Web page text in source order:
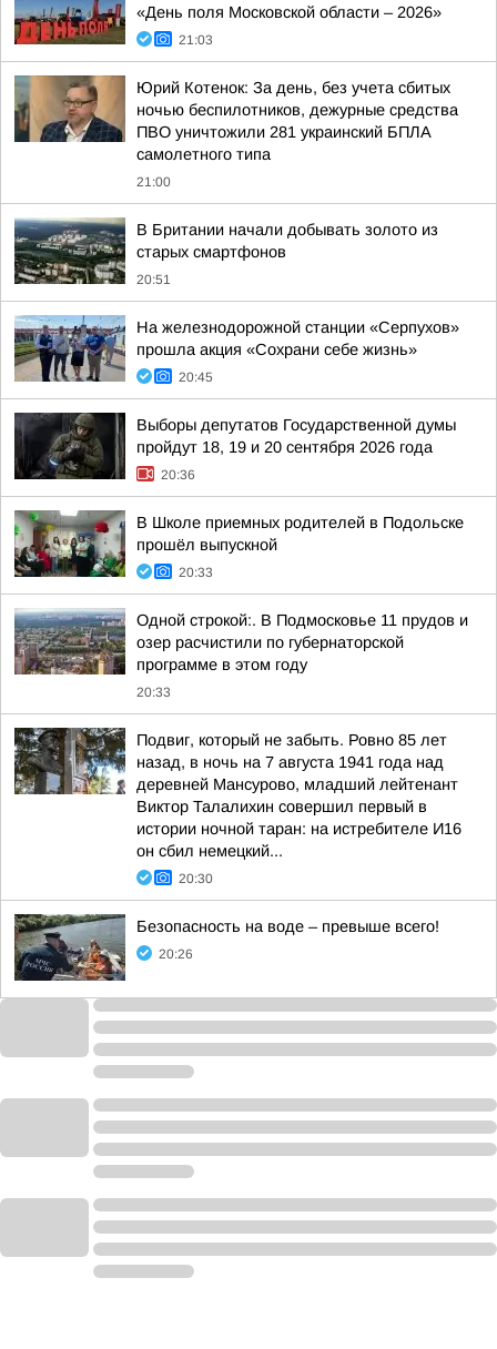
«День поля Московской области – 2026»
21:03
Юрий Котенок: За день, без учета сбитых
ночью беспилотников, дежурные средства
ПВО уничтожили 281 украинский БПЛА
самолетного типа
21:00
В Британии начали добывать золото из
старых смартфонов
20:51
На железнодорожной станции «Серпухов»
прошла акция «Сохрани себе жизнь»
20:45
Выборы депутатов Государственной думы
пройдут 18, 19 и 20 сентября 2026 года
20:36
В Школе приемных родителей в Подольске
прошёл выпускной
20:33
Одной строкой:. В Подмосковье 11 прудов и
озер расчистили по губернаторской
программе в этом году
20:33
Подвиг, который не забыть. Ровно 85 лет
назад, в ночь на 7 августа 1941 года над
деревней Мансурово, младший лейтенант
Виктор Талалихин совершил первый в
истории ночной таран: на истребителе И16
он сбил немецкий...
20:30
Безопасность на воде – превыше всего!
20:26